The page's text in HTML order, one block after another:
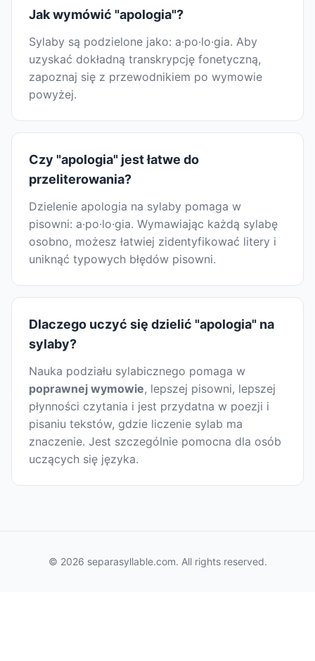
Jak wymówić "apologia"?
Sylaby są podzielone jako: a·po·lo·gia. Aby
uzyskać dokładną transkrypcję fonetyczną,
zapoznaj się z przewodnikiem po wymowie
powyżej.
Czy "apologia" jest łatwe do
przeliterowania?
Dzielenie apologia na sylaby pomaga w
pisowni: a·po·lo·gia. Wymawiając każdą sylabę
osobno, możesz łatwiej zidentyfikować litery i
uniknąć typowych błędów pisowni.
Dlaczego uczyć się dzielić "apologia" na
sylaby?
Nauka podziału sylabicznego pomaga w
poprawnej wymowie, lepszej pisowni, lepszej
płynności czytania i jest przydatna w poezji i
pisaniu tekstów, gdzie liczenie sylab ma
znaczenie. Jest szczególnie pomocna dla osób
uczących się języka.
© 2026 separasyllable.com. All rights reserved.